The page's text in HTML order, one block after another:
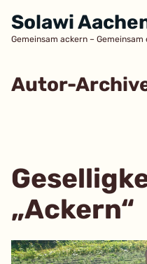
Inhalt
springen
Solawi
Gemeinsam ackern – Gemeinsam
Autor-
„Ackern“